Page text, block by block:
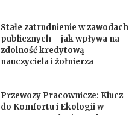
Stałe zatrudnienie w zawodach
publicznych – jak wpływa na
zdolność kredytową
nauczyciela i żołnierza
Przewozy Pracownicze: Klucz
do Komfortu i Ekologii w